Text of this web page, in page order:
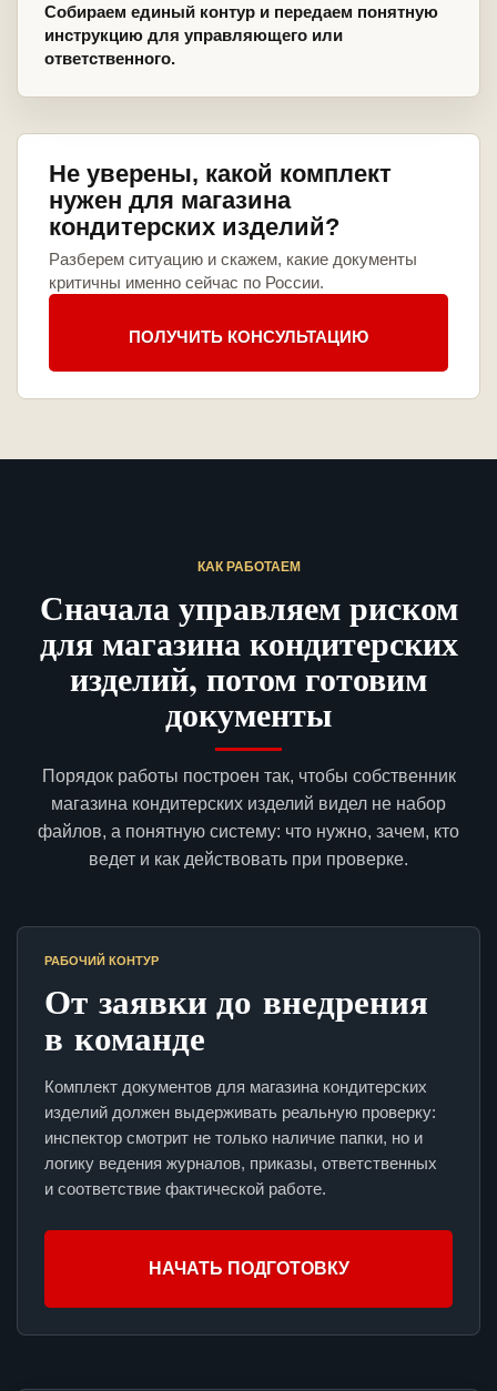
Собираем единый контур и передаем понятную
инструкцию для управляющего или
ответственного.
Не уверены, какой комплект
нужен для магазина
кондитерских изделий?
Разберем ситуацию и скажем, какие документы
критичны именно сейчас по России.
ПОЛУЧИТЬ КОНСУЛЬТАЦИЮ
КАК РАБОТАЕМ
Сначала управляем риском
для магазина кондитерских
изделий, потом готовим
документы
Порядок работы построен так, чтобы собственник
магазина кондитерских изделий видел не набор
файлов, а понятную систему: что нужно, зачем, кто
ведет и как действовать при проверке.
РАБОЧИЙ КОНТУР
От заявки до внедрения
в команде
Комплект документов для магазина кондитерских
изделий должен выдерживать реальную проверку:
инспектор смотрит не только наличие папки, но и
логику ведения журналов, приказы, ответственных
и соответствие фактической работе.
НАЧАТЬ ПОДГОТОВКУ